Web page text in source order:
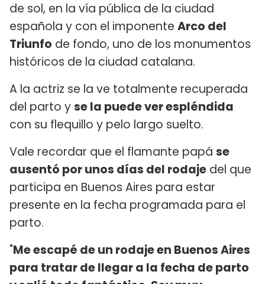
de sol, en la vía pública de la ciudad
española y con el imponente Arco del
Triunfo de fondo, uno de los monumentos
históricos de la ciudad catalana.
A la actriz se la ve totalmente recuperada
del parto yse la puede ver espléndida
con su flequillo y pelo largo suelto.
Vale recordar que el flamante papá se
ausentó por unos días del rodaje del que
participa en Buenos Aires para estar
presente en la fecha programada para el
parto.
"Me escapé de un rodaje en Buenos Aires
para tratar de llegar a la fecha de parto